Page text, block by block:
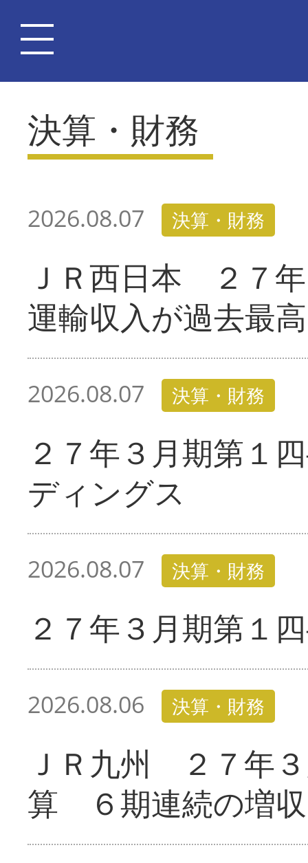
決算・財務
2026.08.07 決算・財務
ＪＲ西日本 ２７
運輸収入が過去最高
2026.08.07 決算・財務
２７年３月期第１
ディングス
2026.08.07 決算・財務
２７年３月期第１
2026.08.06 決算・財務
ＪＲ九州 ２７年
算 ６期連続の増収